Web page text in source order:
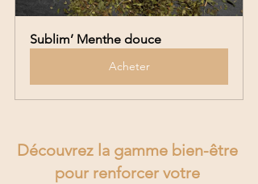
Sublim’ Menthe douce
Acheter
Découvrez la gamme bien-être
pour renforcer votre